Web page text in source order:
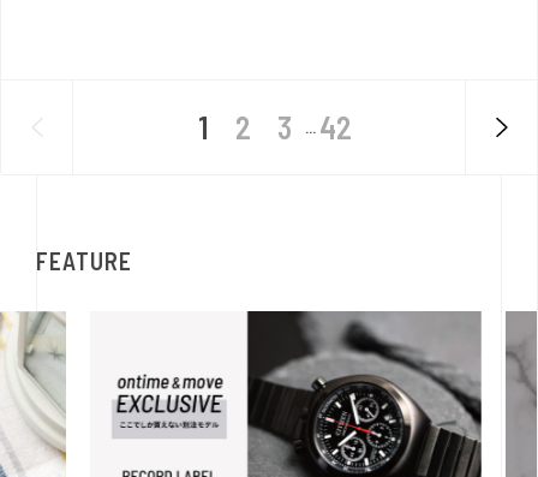
1 2 3 ... 42
FEATURE